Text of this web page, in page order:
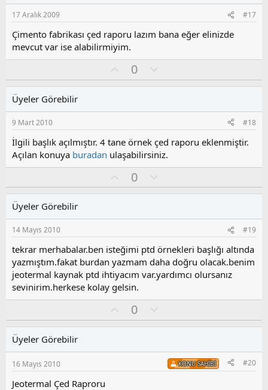
s
u
z
y
a
17 Aralık 2009 #17
Çimento fabrikası çed raporu lazım bana eğer elinizde
mevcut var ise alabilirmiyim.
y
0
l
s
u
z
o
y
a
Üyeler Görebilir
9 Mart 2010 #18
İlgili başlık açılmıştır. 4 tane örnek çed raporu eklenmiştir.
Açılan konuya buradan ulaşabilirsiniz.
y
0
l
s
u
z
o
y
a
Üyeler Görebilir
14 Mayıs 2010 #19
tekrar merhabalar.ben isteğimi ptd örnekleri başlığı altında
yazmıştım.fakat burdan yazmam daha doğru olacak.benim
jeotermal kaynak ptd ihtiyacım var.yardımcı olursanız
sevinirim.herkese kolay gelsin.
y
0
l
s
u
Üyeler Görebilir
16 Mayıs 2010 KONU SAHIBI #20
Jeotermal Çed Raproru